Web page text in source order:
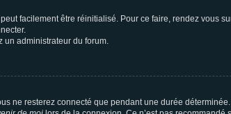
facilement être réinitialisé. Pour ce faire, rendez vous
un administrateur du forum.
ne resterez connecté que pendant une durée